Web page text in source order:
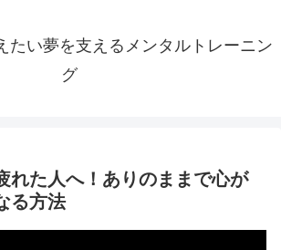
たい夢を支えるメンタルトレーニン
グ
れた人へ！ありのままで心が
る方法